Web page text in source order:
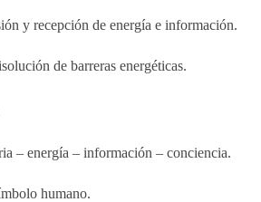
y recepción de energía e información.
de barreras energéticas.
– energía – información – conciencia.
humano.